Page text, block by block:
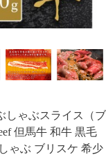
しゃぶスライス（ブ
但馬牛 和牛 黒毛
ゃぶ ブリスケ 希少